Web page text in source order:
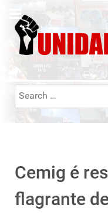
Search
Cemig é
flagrante